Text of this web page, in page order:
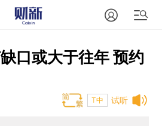
口或大于往年 预约
试听
T中